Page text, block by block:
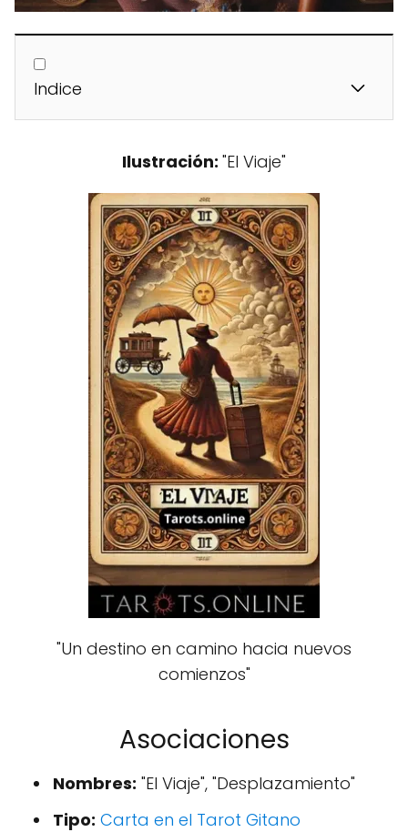
Indice
Ilustración: "El Viaje"
"Un destino en camino hacia nuevos
comienzos"
Asociaciones
Nombres: "El Viaje", "Desplazamiento"
Tipo: Carta en el Tarot Gitano